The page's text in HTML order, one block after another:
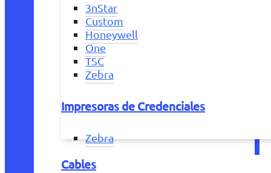
3nStar
Custom
Honeywell
One
TSC
Zebra
Impresoras de Credenciales
Zebra
Cables